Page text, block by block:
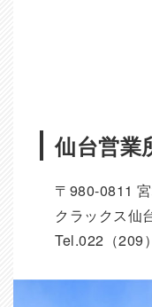
仙台営業
〒980-0811
クラックス仙
Tel.022（209